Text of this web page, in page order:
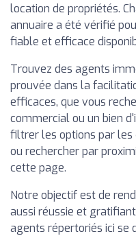
location de propriétés.
annuaire a été vérifié
fiable et efficace
Trouvez des agents
prouvée dans la
efficaces, que vous
commercial ou un bien
filtrer les options par
ou rechercher par
cette page.
Notre objectif est de
aussi réussie et
agents répertoriés ici se